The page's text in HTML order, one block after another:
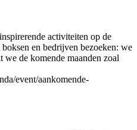
activiteiten op de
en bedrijven bezoeken: we
de komende maanden zoal
event/aankomende-